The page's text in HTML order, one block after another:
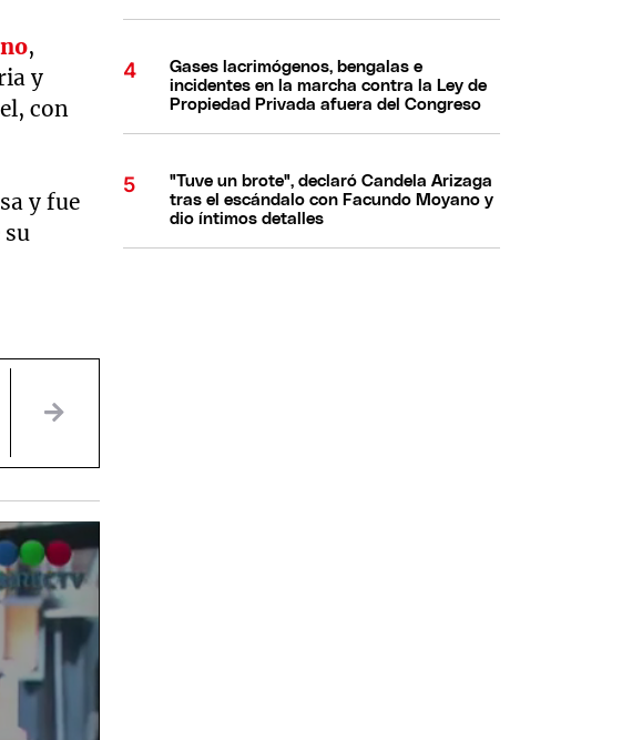
,
y
con
y fue
Gases lacrimógenos, bengalas e
incidentes en la marcha contra la Ley de
Propiedad Privada afuera del Congreso
"Tuve un brote", declaró Candela Arizaga
tras el escándalo con Facundo Moyano y
dio íntimos detalles